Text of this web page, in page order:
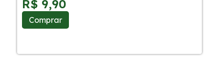
R$ 9,90
Comprar